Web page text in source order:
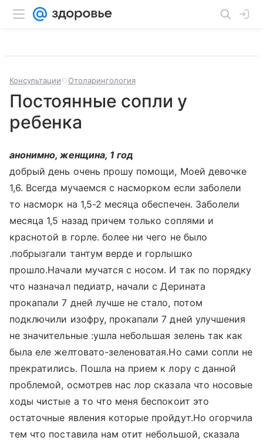
Консультации Отоларингология
Постоянные сопли у
ребенка
анонимно, женщина, 1 год
добрый день очень прошу помощи, Моей девочке
1,6. Всегда мучаемся с насморком если заболели
то насморк на 1,5-2 месяца обеспечен. Заболели
месяца 1,5 назад причем только соплями и
краснотой в горле. более ни чего не было
.побрызгали тантум верде и горлышко
прошло.Начали мучатся с носом. И так по порядку
что назначал педиатр, начали с Дерината
прокапали 7 дней лучше не стало, потом
подключили изофру, прокапали 7 дней улучшения
не значительные :ушла небольшая зелень так как
была еле желтовато-зеленоватая.Но сами сопли не
прекратились. Пошла на прием к лору с данной
проблемой, осмотрев нас лор сказала что носовые
ходы чистые а то что меня беспокоит это
остаточные явления которые пройдут.Но огорчила
тем что поставила нам отит небольшой, сказала